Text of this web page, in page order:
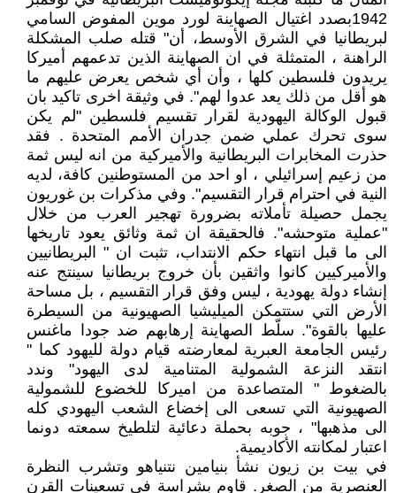
1942بصدد اغتيال الصهاينة لورد موين المفوض السامي
لبريطانيا في الشرق الأوسط، أن" قتله صلب المشكلة
الراهنة ، المتمثلة في ان الصهاينة الذين تدعمهم أميركا
يريدون فلسطين كلها ، وأن أي شخص يعرض عليهم ما
هو أقل من ذلك يعد عدوا لهم". في وثيقة اخرى تاكيد بان
قبول الوكالة اليهودية لقرار تقسيم فلسطين "لم يكن
سوى تحرك عملي ضمن جدران الأمم المتحدة . فقد
حذرت المخابرات البريطانية والأميركية من انه ليس ثمة
من زعيم إسرائيلي ، او احد من المستوطنين كافة، لديه
النية في احترام قرار التقسيم". وفي مذكرات بن غوريون
يجمل حصيلة تأملاته بضرورة تهجير العرب من خلال
"عملية متوحشه". فالحقيقة ان ثمة وثائق يعود تاريخها
الى ما قبل انتهاء حكم الانتداب، تثبت ان " البريطانيين
والأميركيين كانوا واثقين بأن خروج بريطانيا سينتج عنه
إنشاء دولة يهودية ، ليس وفق قرار التقسيم ، بل مساحة
الأرض التي ستتمكن الميليشيا الصهيونية من السيطرة
عليها بالقوة". سلّط الصهاينة إرهابهم ضد جودا ماغنس
رئيس الجامعة العبرية لمعارضته قيام دولة لليهود كما "
انتقد النزعة الشمولية المتنامية لدى اليهود" وندد
بالضغوط " المتصاعدة من اميركا للخضوع للشمولية
الصهيونية التي تسعى الى إخضاع الشعب اليهودي كله
الى مذهبها" ، جوبه بحملة دعائية لتلطيخ سمعته دونما
اعتبار لمكانته الأكاديمية.
في بيت بن زيون نشأ بنيامين نتنياهو وتشرب النظرة
العنصرية من الصغر. قاوم بشراسة في تسعينات القرن